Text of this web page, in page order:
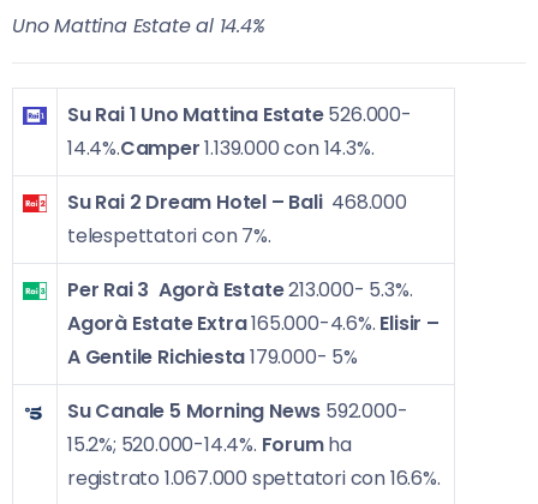
Uno Mattina Estate al 14.4%
Su Rai 1 Uno Mattina Estate526.000-
14.4%.Camper1.139.000 con 14.3%.
Su Rai 2 Dream Hotel – Bali468.000
telespettatori con 7%.
Per Rai 3 Agorà Estate213.000- 5.3%.
Agorà Estate Extra165.000-4.6%. Elisir –
A Gentile Richiesta179.000- 5%
Su Canale 5 Morning News 592.000-
15.2%; 520.000-14.4%. Forumha
registrato 1.067.000 spettatori con 16.6%.